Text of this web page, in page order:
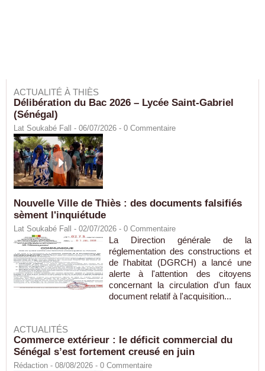
ACTUALITÉ À THIÈS
Délibération du Bac 2026 – Lycée Saint-Gabriel
(Sénégal)
Lat Soukabé Fall - 06/07/2026 - 0 Commentaire
Nouvelle Ville de Thiès : des documents falsifiés
sèment l'inquiétude
Lat Soukabé Fall - 02/07/2026 - 0 Commentaire
La Direction générale de la
réglementation des constructions et
de l'habitat (DGRCH) a lancé une
alerte à l'attention des citoyens
concernant la circulation d'un faux
document relatif à l'acquisition...
ACTUALITÉS
Commerce extérieur : le déficit commercial du
Sénégal s’est fortement creusé en juin
Rédaction - 08/08/2026 - 0 Commentaire